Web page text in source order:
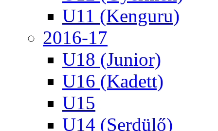
U11 (Kenguru)
2016-17
U18 (Junior)
U16 (Kadett)
U15
U14 (Serdülő)